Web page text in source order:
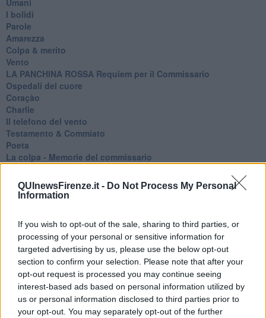
QUInewsFirenze.it - Do Not Process My Personal
Information
If you wish to opt-out of the sale, sharing to third parties, or
processing of your personal or sensitive information for
targeted advertising by us, please use the below opt-out
section to confirm your selection. Please note that after your
opt-out request is processed you may continue seeing
interest-based ads based on personal information utilized by
us or personal information disclosed to third parties prior to
your opt-out. You may separately opt-out of the further
I bolidi
Parole
Amarezza
Colpa & merito
Vento
​LA PANCHINA ROSSA Requiem per il Commissario
Ospedali del cuore
Coraçào
Charlie
Il telefono del vento
Testamento & Commiato
Poeta
​La colpa - Memorie del commissario
Gracias a la vida
Somnium
O sonho de um prisioneiro
Memòrias
Sto qui
Scrivi
Bestiario
Pillole
Veglia
​“D” come delitto